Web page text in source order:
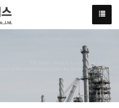
We have created a awesome theme
the word mountains, far from the countries